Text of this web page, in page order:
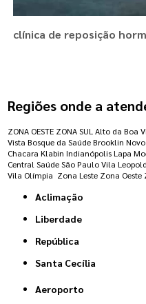
clínica de reposição
Regiões onde a
ZONA OESTE ZONA SUL Alto da Boa
Vista Bosque da Saúde Brooklin Novo
Chacara Klabin Indianópolis Lapa
Central Saúde São Paulo Vila
Vila Olímpia Zona Leste Zona Oeste
Aclimação
Liberdade
República
Santa Cecília
Aeroporto